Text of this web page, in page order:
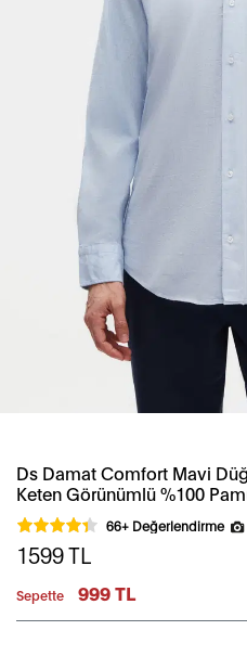
Ds Damat Comfort Mavi
Keten Görünümlü %100
66+ Değerlendirme
1599TL
Sepette 999 TL